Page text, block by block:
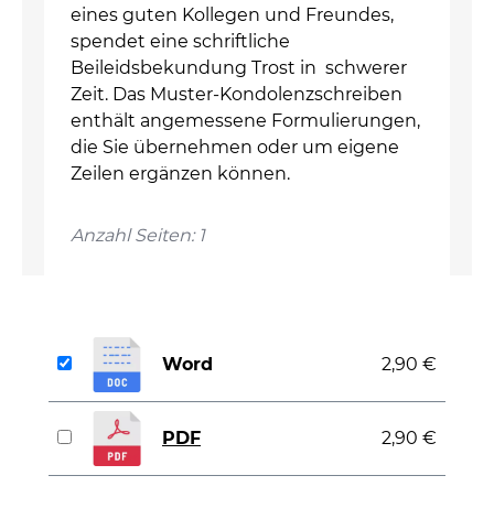
eines guten Kollegen und Freundes,
spendet eine schriftliche
Beileidsbekundung Trost in schwerer
Zeit. Das Muster-Kondolenzschreiben
enthält angemessene Formulierungen,
die Sie übernehmen oder um eigene
Zeilen ergänzen können.
Anzahl Seiten: 1
Word 2,90 €
PDF 2,90 €